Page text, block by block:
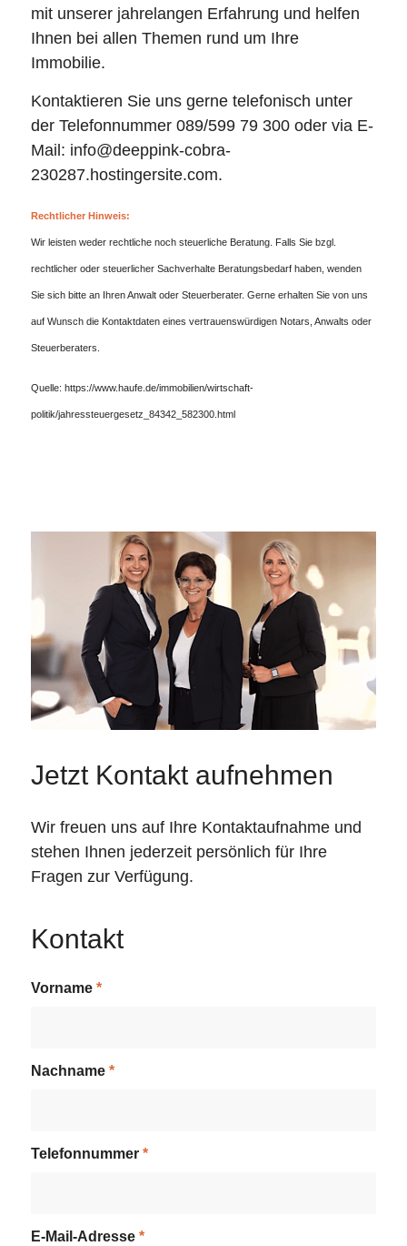
mit unserer jahrelangen Erfahrung und helfen
Ihnen bei allen Themen rund um Ihre
Immobilie.
Kontaktieren Sie uns gerne telefonisch unter
der Telefonnummer 089/599 79 300 oder via E-
Mail: info@deeppink-cobra-
230287.hostingersite.com.
Rechtlicher Hinweis:
Wir leisten weder rechtliche noch steuerliche Beratung. Falls Sie bzgl.
rechtlicher oder steuerlicher Sachverhalte Beratungsbedarf haben, wenden
Sie sich bitte an Ihren Anwalt oder Steuerberater. Gerne erhalten Sie von uns
auf Wunsch die Kontaktdaten eines vertrauenswürdigen Notars, Anwalts oder
Steuerberaters.
Quelle: https://www.haufe.de/immobilien/wirtschaft-
politik/jahressteuergesetz_84342_582300.html
Jetzt Kontakt aufnehmen
Wir freuen uns auf Ihre Kontaktaufnahme und
stehen Ihnen jederzeit persönlich für Ihre
Fragen zur Verfügung.
Kontakt
Vorname *
Nachname *
Telefonnummer *
E-Mail-Adresse *